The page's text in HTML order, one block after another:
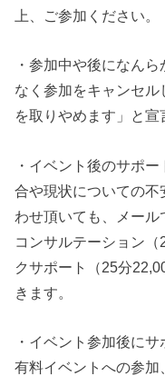
上、ご参加ください。
・参加中や後になん
なく参加をキャンセ
を取りやめます」と宣
・イベント後のサポ
合や現状についての
わせ頂いても、メー
コンサルテーション
クサポート（25分
きます。
・イベント参加後に
有料イベントへの参